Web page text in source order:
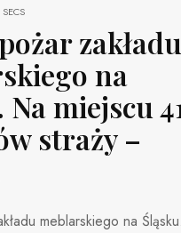
zakładu
na
Na miejscu
straży –
meblarskiego na